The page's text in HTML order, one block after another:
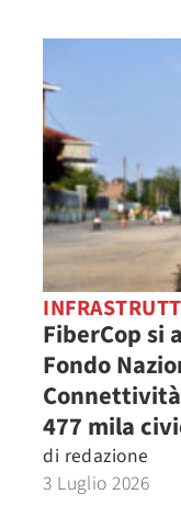
FiberCop si
Fondo
477 mila
di redazione
3 Luglio 2026